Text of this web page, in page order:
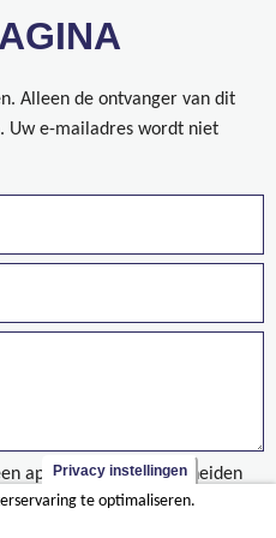
Alleen de ontvanger van dit
Uw e-mailadres wordt niet
aparte regels of gescheiden
Privacy instellingen
te optimaliseren.